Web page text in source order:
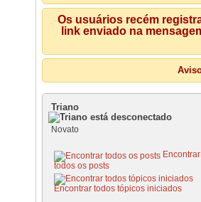
Os usuários recém
link enviado na
Triano
Novato
Encontrar
todos os posts
Encontrar todos tópicos iniciados